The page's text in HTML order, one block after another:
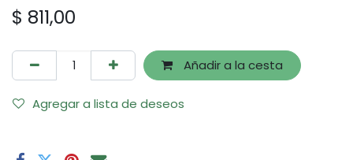
$ 811,00
Añadir a la cesta
Agregar a lista de deseos